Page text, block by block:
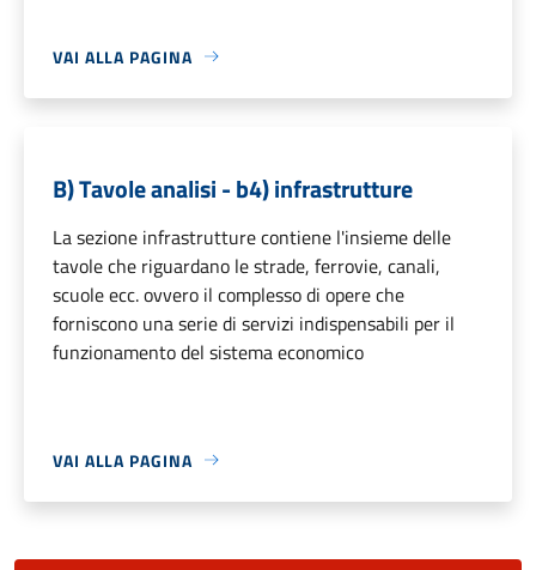
VAI ALLA PAGINA
B) Tavole analisi - b4) infrastrutture
La sezione infrastrutture contiene l'insieme delle
tavole che riguardano le strade, ferrovie, canali,
scuole ecc. ovvero il complesso di opere che
forniscono una serie di servizi indispensabili per il
funzionamento del sistema economico
VAI ALLA PAGINA